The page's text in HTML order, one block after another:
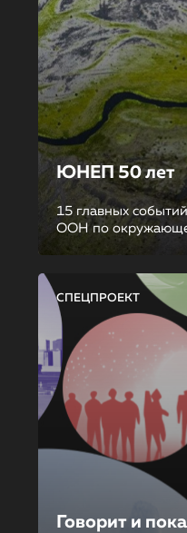
ЮНЕП 50 лет
15 главных
ООН по
СПЕЦПРОЕКТ
Говорит и